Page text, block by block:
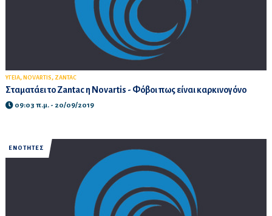
ΥΓΕΙΑ, NOVARTIS, ZANTAC
Σταματάει το Zantac η Novartis - Φόβοι πως είναι καρκινογόνο
09:03 π.μ. - 20/09/2019
ΕΝΟΤΗΤΕΣ